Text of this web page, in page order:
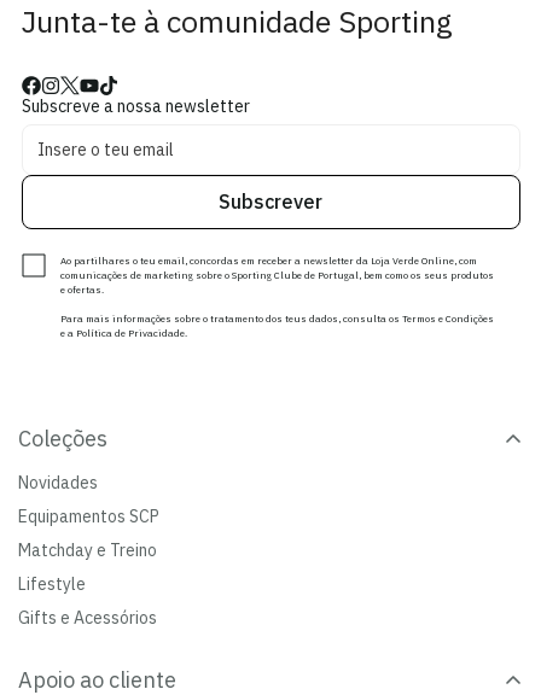
Junta-te à comunidade Sporting
Subscreve a nossa newsletter
Subscrever
Ao partilhares o teu email, concordas em receber a newsletter da Loja Verde Online, com
comunicações de marketing sobre o Sporting Clube de Portugal, bem como os seus produtos
e ofertas.
Para mais informações sobre o tratamento dos teus dados, consulta os Termos e Condições
e a Política de Privacidade.
Coleções
Novidades
Equipamentos SCP
Matchday e Treino
Lifestyle
Gifts e Acessórios
Apoio ao cliente